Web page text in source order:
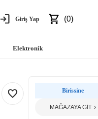
login Giriş Yap shopping_cart (0)
Elektronik
favorite Birissine
MAĞAZAYA GİT